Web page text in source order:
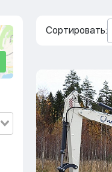
Сортировать: